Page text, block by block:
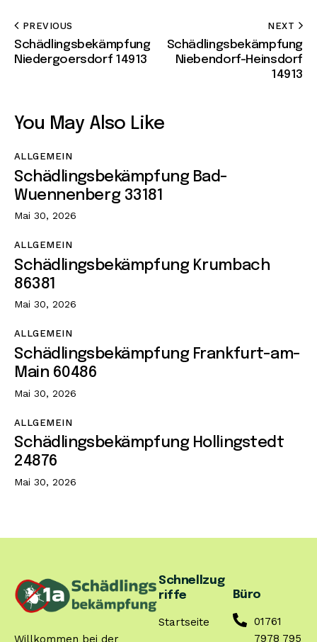
PREVIOUS
Schädlingsbekämpfung
Niedergoersdorf 14913
NEXT
Schädlingsbekämpfung
Niebendorf-Heinsdorf
14913
You May Also Like
ALLGEMEIN
Schädlingsbekämpfung Bad-
Wuennenberg 33181
Mai 30, 2026
ALLGEMEIN
Schädlingsbekämpfung Krumbach
86381
Mai 30, 2026
ALLGEMEIN
Schädlingsbekämpfung Frankfurt-am-
Main 60486
Mai 30, 2026
ALLGEMEIN
Schädlingsbekämpfung Hollingstedt
24876
Mai 30, 2026
Willkommen bei der
Schnellzug
riffe
Startseite
Büro
01761
7978 795